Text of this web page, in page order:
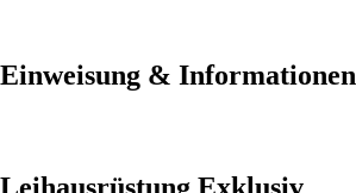
Einweisung & Informationen
Leihausrüstung Exklusiv